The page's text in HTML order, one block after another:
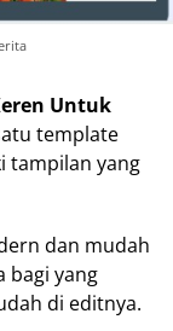
Untuk
template
tampilan yang
dan mudah
bagi yang
di editnya.